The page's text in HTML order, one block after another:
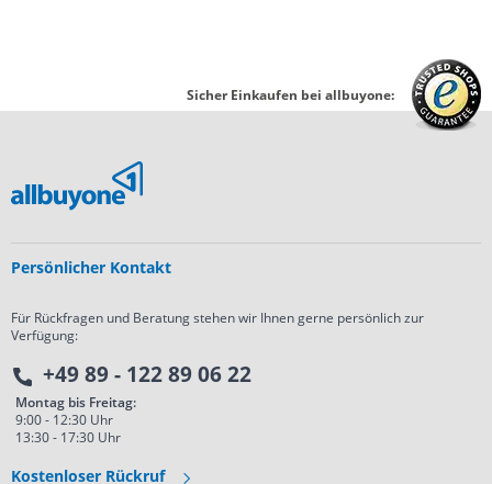
Sicher Einkaufen bei allbuyone:
Persönlicher Kontakt
Für Rückfragen und Beratung stehen wir Ihnen gerne persönlich zur
Verfügung:
+49 89 - 122 89 06 22
Montag bis Freitag:
9:00 - 12:30 Uhr
13:30 - 17:30 Uhr
Kostenloser Rückruf